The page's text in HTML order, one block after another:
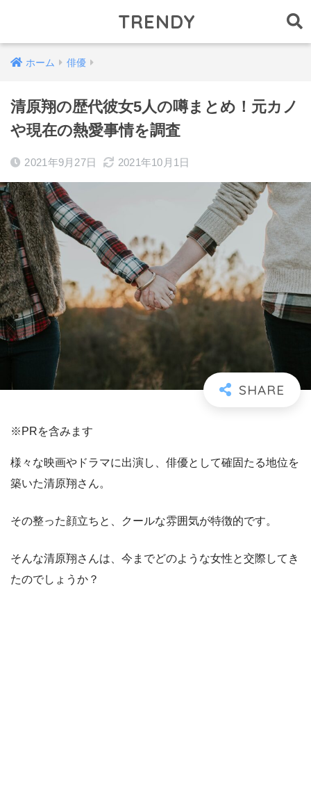
TRENDY
ホーム 俳優
清原翔の歴代彼女5人の噂まとめ！元カノ
や現在の熱愛事情を調査
2021年9月27日 2021年10月1日
※PRを含みます
様々な映画やドラマに出演し、俳優として確固たる地位を
築いた清原翔さん。
その整った顔立ちと、クールな雰囲気が特徴的です。
そんな清原翔さんは、今までどのような女性と交際してき
たのでしょうか？